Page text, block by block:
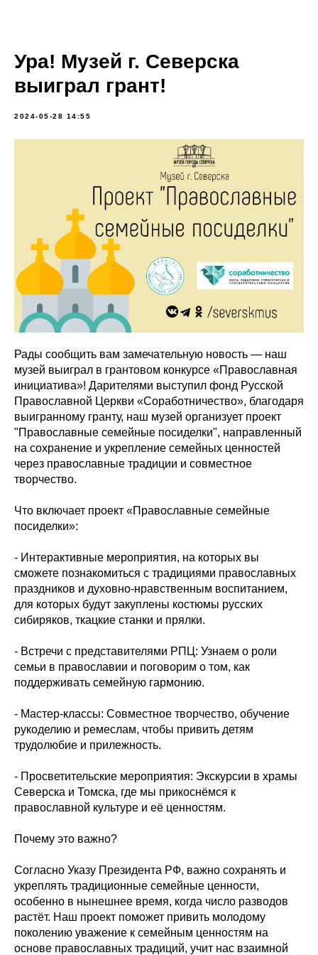
Ура! Музей г. Северска
выиграл грант!
2024-05-28 14:55
Рады сообщить вам замечательную новость — наш
музей выиграл в грантовом конкурсе «Православная
инициатива»! Дарителями выступил фонд Русской
Православной Церкви «Соработничество», благодаря
выигранному гранту, наш музей организует проект
"Православные семейные посиделки", направленный
на сохранение и укрепление семейных ценностей
через православные традиции и совместное
творчество.
Что включает проект «Православные семейные
посиделки»:
- Интерактивные мероприятия, на которых вы
сможете познакомиться с традициями православных
праздников и духовно-нравственным воспитанием,
для которых будут закуплены костюмы русских
сибиряков, ткацкие станки и прялки.
- Встречи с представителями РПЦ: Узнаем о роли
семьи в православии и поговорим о том, как
поддерживать семейную гармонию.
- Мастер-классы: Совместное творчество, обучение
рукоделию и ремеслам, чтобы привить детям
трудолюбие и прилежность.
- Просветительские мероприятия: Экскурсии в храмы
Северска и Томска, где мы прикоснёмся к
православной культуре и её ценностям.
Почему это важно?
Согласно Указу Президента РФ, важно сохранять и
укреплять традиционные семейные ценности,
особенно в нынешнее время, когда число разводов
растёт. Наш проект поможет привить молодому
поколению уважение к семейным ценностям на
основе православных традиций, учит нас взаимной